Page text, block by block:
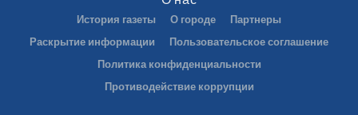
История газеты О городе
Партнеры
Раскрытие информации
Пользовательское соглашение
Политика конфиденциальности
Противодействие коррупции